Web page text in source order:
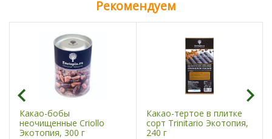
Рекомендуем
Какао-бобы
неочищенные Criollo
Экотопия, 300 г
Какао-тертое в плитке
сорт Trinitario Экотопия,
240 г